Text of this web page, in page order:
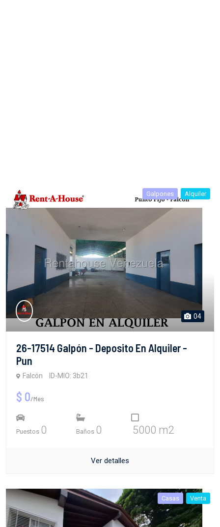
Galpones Alquiler
04
26-17514 Galpón - Deposito En Alquiler -
Pun
Falcón ID-MIO: 3b21
$ 0/Mes
Puestos 0 Baños 0 5000 m2
Ver detalles
Casas Venta